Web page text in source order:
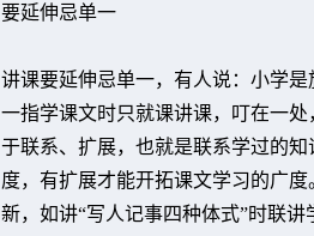
要延伸忌单一
讲课要延伸忌单一，有人说：小学
一指学课文时只就课讲课，叮在一
于联系、扩展，也就是联系学过的
度，有扩展才能开拓课文学习的广
新，如讲“写人记事四种体式”时联